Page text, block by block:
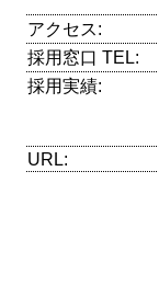
アクセス:
採用窓口 TEL:
採用実績:
URL: